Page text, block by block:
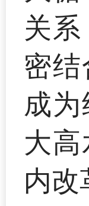
关
密
成
大
内改